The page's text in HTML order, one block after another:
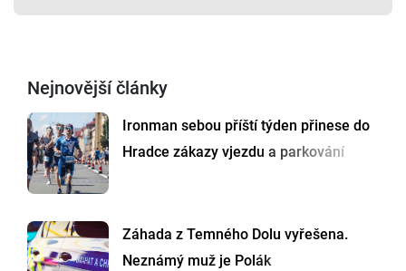
Nejnovější články
Ironman sebou příští týden přinese do
Hradce zákazy vjezdu a parkování
Záhada z Temného Dolu vyřešena.
Neznámý muž je Polák